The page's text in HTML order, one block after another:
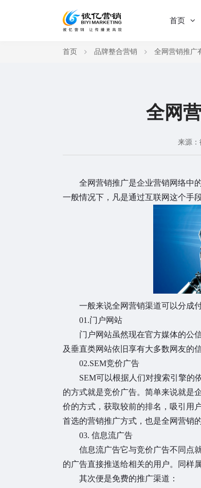
首页
首页 品牌整合营销 全网营销推广
全网
来源：
全网营销推广是企业营销网络中
一般情况下，凡是通过互联网这个手
一般来说全网营销渠道可以分成
01.门户网站
门户网站虽然现在官方媒体的公
及垂直类网站依旧享有大多数网友的
02.SEM竞价广告
SEM可以根据人们对搜索引擎的
的方式就是竞价广告。简单来说就是
价的方式，获取较前的排名，吸引用
首选的营销推广方式，也是全网营销
03. 信息流广告
信息流广告它与竞价广告不同点
的广告直接推送给相关的用户。同样
其次便是免费的推广渠道：